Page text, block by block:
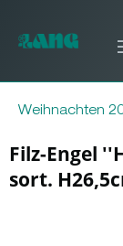
Weihnachten
Filz-Engel
sort.